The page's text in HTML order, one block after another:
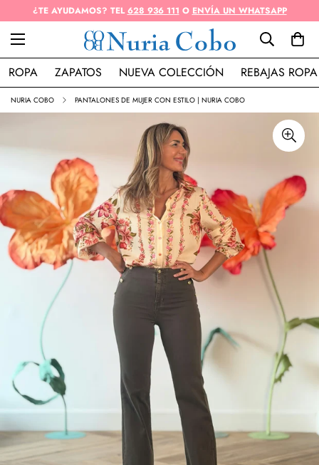
¿TE AYUDAMOS? TEL628 936 111 O ENVÍA UN WHATSAPP
ROPA ZAPATOS NUEVA COLECCIÓN REBAJAS ROPA
NURIA COBO PANTALONES DE MUJER CON ESTILO | NURIA COBO